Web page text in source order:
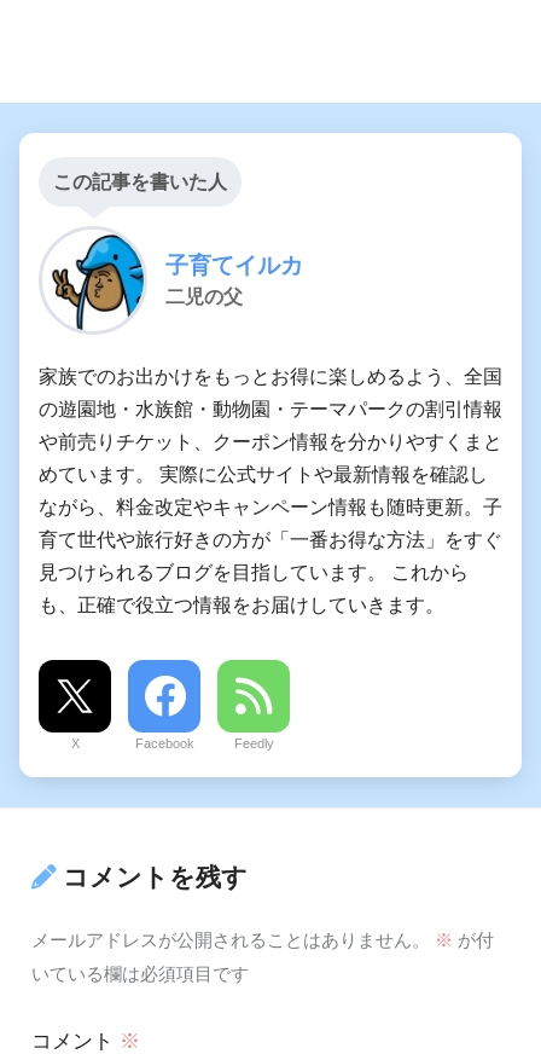
この記事を書いた人
子育てイルカ
二児の父
家族でのお出かけをもっとお得に楽しめるよう、全国
の遊園地・水族館・動物園・テーマパークの割引情報
や前売りチケット、クーポン情報を分かりやすくまと
めています。 実際に公式サイトや最新情報を確認し
ながら、料金改定やキャンペーン情報も随時更新。子
育て世代や旅行好きの方が「一番お得な方法」をすぐ
見つけられるブログを目指しています。 これから
も、正確で役立つ情報をお届けしていきます。
X Facebook Feedly
コメントを残す
メールアドレスが公開されることはありません。 ※ が付
いている欄は必須項目です
コメント ※